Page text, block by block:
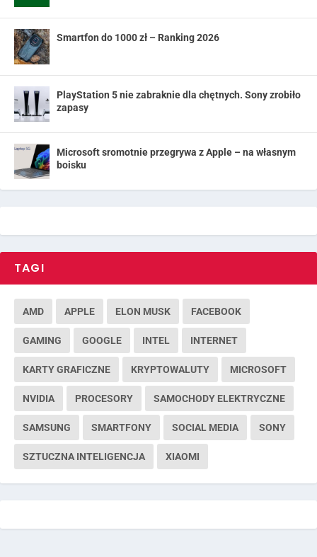
Smartfon do 1000 zł – Ranking 2026
PlayStation 5 nie zabraknie dla chętnych. Sony zrobiło
zapasy
Microsoft sromotnie przegrywa z Apple – na własnym
boisku
TAGI
AMD APPLE ELON MUSK FACEBOOK
GAMING GOOGLE INTEL INTERNET
KARTY GRAFICZNE KRYPTOWALUTY MICROSOFT
NVIDIA PROCESORY SAMOCHODY ELEKTRYCZNE
SAMSUNG SMARTFONY SOCIAL MEDIA SONY
SZTUCZNA INTELIGENCJA XIAOMI